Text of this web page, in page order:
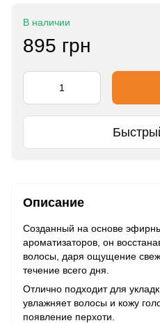
В наличии
895 грн
Описание
Созданный на основе
ароматизаторов, он
волосы, даря ощущение
течение всего дня.
Отлично подходит для
увлажняет волосы и кожу
появление перхоти.